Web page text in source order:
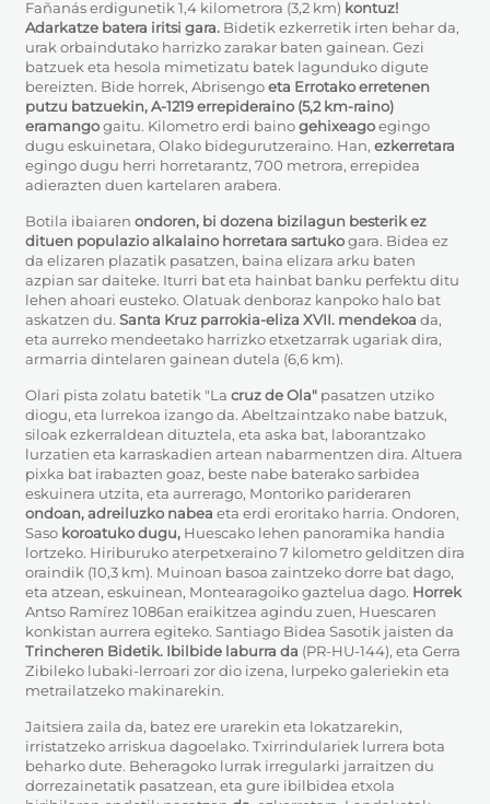
Fañanás erdigunetik 1,4 kilometrora (3,2 km) kontuz!
Adarkatze batera iritsi gara.Bidetik ezkerretik irten behar da,
urak orbaindutako harrizko zarakar baten gainean. Gezi
batzuek eta hesola mimetizatu batek lagunduko digute
bereizten. Bide horrek, Abrisengoeta Errotako erretenen
putzu batzuekin, A-1219 errepideraino (5,2 km-raino)
eramangogaitu. Kilometro erdi bainogehixeagoegingo
dugu eskuinetara, Olako bidegurutzeraino. Han, ezkerretara
egingo dugu herri horretarantz, 700 metrora, errepidea
adierazten duen kartelaren arabera.
Botila ibaiaren ondoren, bi dozena bizilagun besterik ez
dituen populazio alkalaino horretara sartukogara. Bidea ez
da elizaren plazatik pasatzen, baina elizara arku baten
azpian sar daiteke. Iturri bat eta hainbat banku perfektu ditu
lehen ahoari eusteko. Olatuak denboraz kanpoko halo bat
askatzen du. Santa Kruz parrokia-eliza XVII. mendekoa da,
eta aurreko mendeetako harrizko etxetzarrak ugariak dira,
armarria dintelaren gainean dutela (6,6 km).
Olari pista zolatu batetik "La cruz de Ola"pasatzen utziko
diogu, eta lurrekoa izango da. Abeltzaintzako nabe batzuk,
siloak ezkerraldean dituztela, eta aska bat, laborantzako
lurzatien eta karraskadien artean nabarmentzen dira. Altuera
pixka bat irabazten goaz, beste nabe baterako sarbidea
eskuinera utzita, eta aurrerago, Montoriko parideraren
ondoan, adreiluzko nabea eta erdi eroritako harria. Ondoren,
Saso koroatuko dugu,Huescako lehen panoramika handia
lortzeko. Hiriburuko aterpetxeraino 7 kilometro gelditzen dira
oraindik (10,3 km). Muinoan basoa zaintzeko dorre bat dago,
eta atzean, eskuinean, Montearagoiko gaztelua dago. Horrek
Antso Ramírez 1086an eraikitzea agindu zuen, Huescaren
konkistan aurrera egiteko. Santiago Bidea Sasotik jaisten da
Trincheren Bidetik. Ibilbide laburra da (PR-HU-144), eta Gerra
Zibileko lubaki-lerroari zor dio izena, lurpeko galeriekin eta
metrailatzeko makinarekin.
Jaitsiera zaila da, batez ere urarekin eta lokatzarekin,
irristatzeko arriskua dagoelako. Txirrindulariek lurrera bota
beharko dute. Beheragoko lurrak irregularki jarraitzen du
dorrezainetatik pasatzean, eta gure ibilbidea etxola